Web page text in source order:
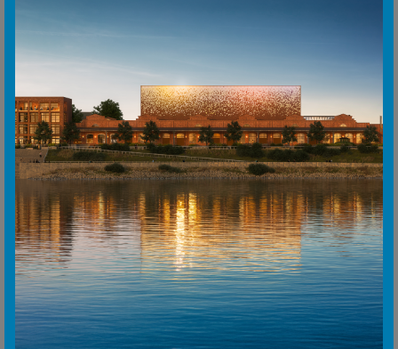
Mehr erfahren
Monheimer Kulturwerke